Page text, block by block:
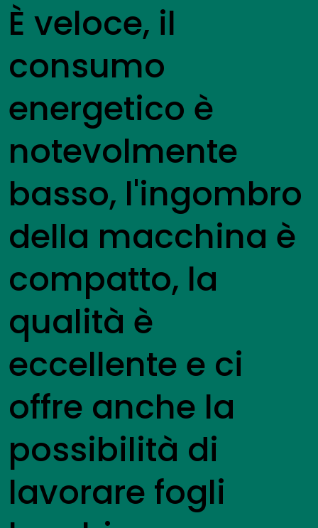
È veloce, il
consumo
energetico è
notevolmente
basso, l'ingombro
della macchina è
compatto, la
qualità è
eccellente e ci
offre anche la
possibilità di
lavorare fogli